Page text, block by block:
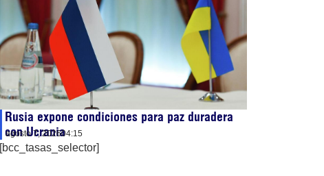
Rusia expone condiciones para paz duradera
con Ucrania
agosto 7, 202604:15
[bcc_tasas_selector]